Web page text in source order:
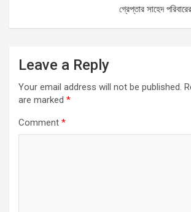
গ্রেপ্তার সাহেদ
Leave a Reply
Your email address will not be published.
are marked *
Comment *